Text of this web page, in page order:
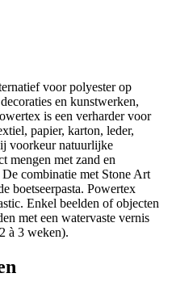
voor polyester op
en kunstwerken,
is een verharder voor
papier, karton, leder,
voorkeur natuurlijke
mengen met zand en
combinatie met Stone Art
boetseerpasta. Powertex
Enkel beelden of objecten
met een watervaste vernis
à 3 weken).